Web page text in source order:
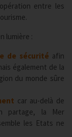
entre les
lumière :
de sécurité afin
également de la
du monde sûre
car au-delà de
partage, la Mer
les Etats ne